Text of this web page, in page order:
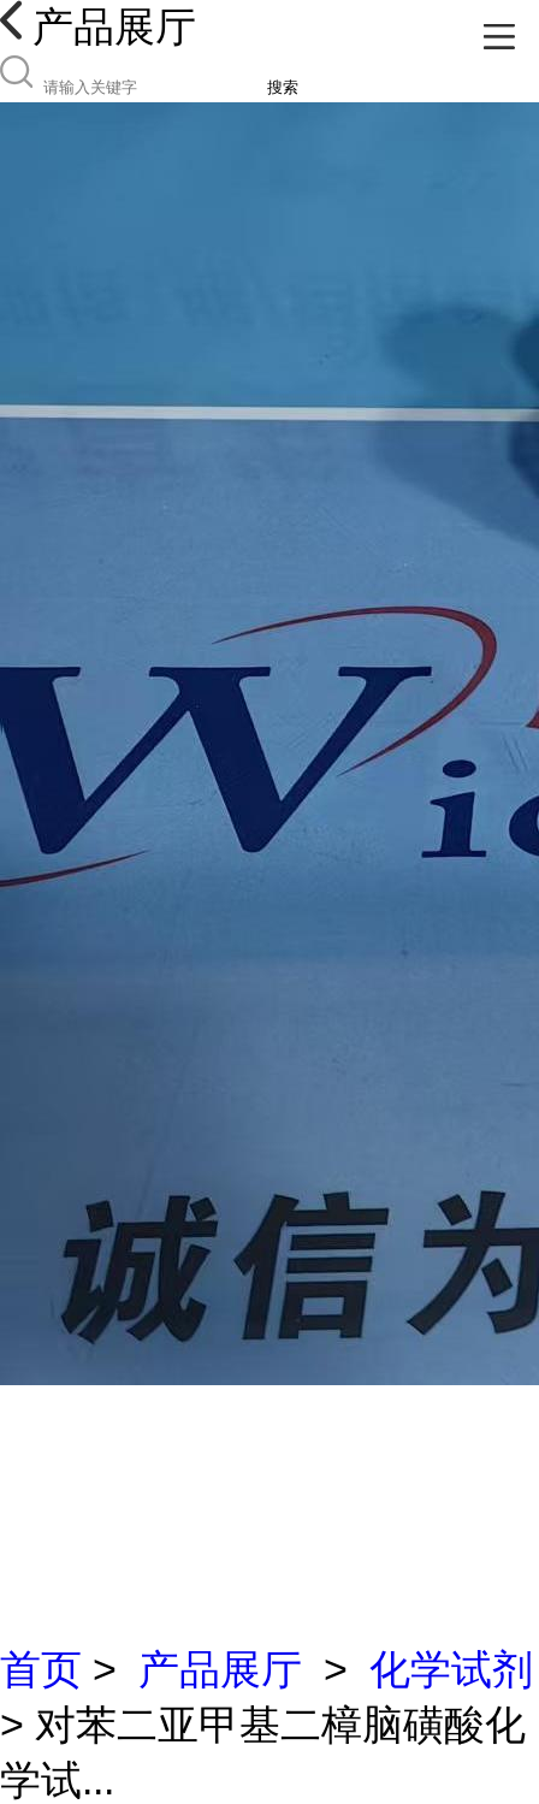
产品展厅
搜索
首页 > 产品展厅 > 化学试剂
> 对苯二亚甲基二樟脑磺酸化
学试...